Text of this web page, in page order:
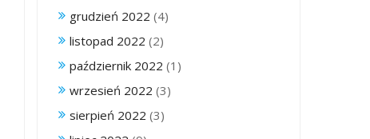
grudzień 2022 (4)
listopad 2022 (2)
październik 2022 (1)
wrzesień 2022 (3)
sierpień 2022 (3)